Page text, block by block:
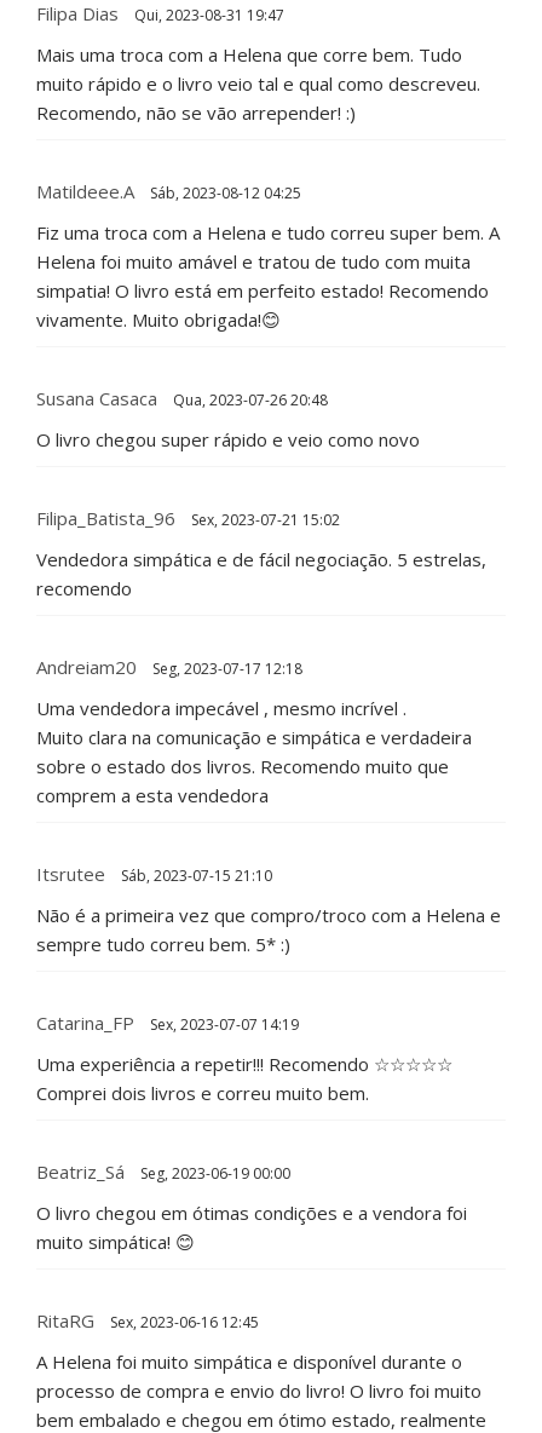
Filipa Dias Qui, 2023-08-31 19:47
Mais uma troca com a Helena que corre bem. Tudo
muito rápido e o livro veio tal e qual como descreveu.
Recomendo, não se vão arrepender! :)
Matildeee.a Sáb, 2023-08-12 04:25
Fiz uma troca com a Helena e tudo correu super bem. A
Helena foi muito amável e tratou de tudo com muita
simpatia! O livro está em perfeito estado! Recomendo
vivamente. Muito obrigada!😊
Susana Casaca Qua, 2023-07-26 20:48
O livro chegou super rápido e veio como novo
Filipa_Batista_96 Sex, 2023-07-21 15:02
Vendedora simpática e de fácil negociação. 5 estrelas,
recomendo
Andreiam20 Seg, 2023-07-17 12:18
Uma vendedora impecável , mesmo incrível .
Muito clara na comunicação e simpática e verdadeira
sobre o estado dos livros. Recomendo muito que
comprem a esta vendedora
Itsrutee Sáb, 2023-07-15 21:10
Não é a primeira vez que compro/troco com a Helena e
sempre tudo correu bem. 5* :)
Catarina_FP Sex, 2023-07-07 14:19
Uma experiência a repetir!!! Recomendo ☆☆☆☆☆
Comprei dois livros e correu muito bem.
Beatriz_Sá Seg, 2023-06-19 00:00
O livro chegou em ótimas condições e a vendora foi
muito simpática! 😊
RitaRG Sex, 2023-06-16 12:45
A Helena foi muito simpática e disponível durante o
processo de compra e envio do livro! O livro foi muito
bem embalado e chegou em ótimo estado, realmente